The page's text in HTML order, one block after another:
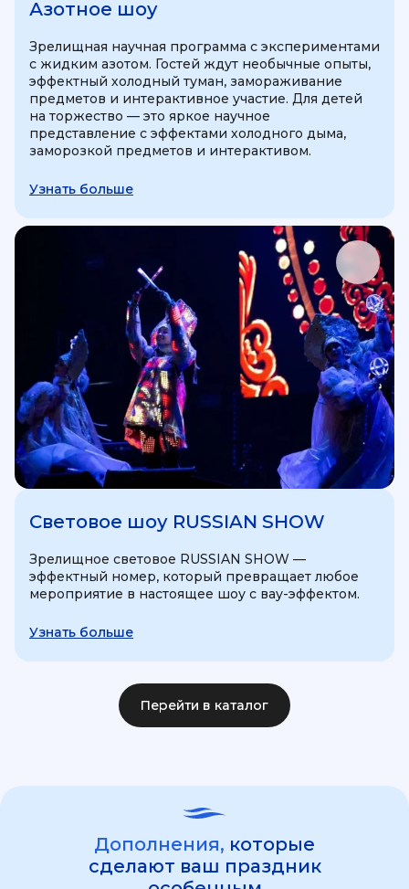
Азотное шоу
Зрелищная научная программа с экспериментами
с жидким азотом. Гостей ждут необычные опыты,
эффектный холодный туман, замораживание
предметов и интерактивное участие. Для детей
на торжество — это яркое научное
представление с эффектами холодного дыма,
заморозкой предметов и интерактивом.
Узнать больше
Световое шоу RUSSIAN SHOW
Зрелищное световое RUSSIAN SHOW —
эффектный номер, который превращает любое
мероприятие в настоящее шоу с вау-эффектом.
Узнать больше
Перейти в каталог
Дополнения, которые
сделают ваш праздник